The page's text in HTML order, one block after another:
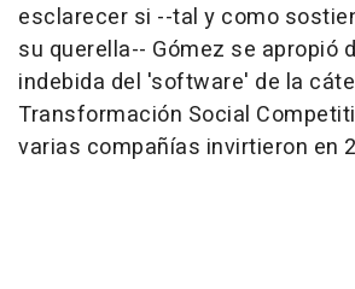
esclarecer si --tal y como
su querella-- Gómez se apropió
indebida del 'software' de la
Transformación Social
varias compañías invirtieron en